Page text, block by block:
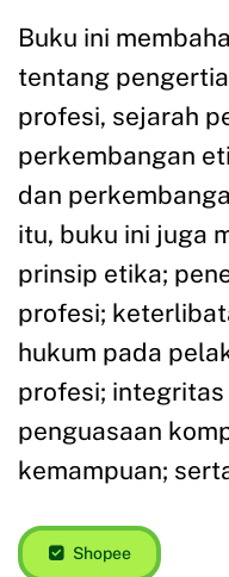
Buku ini
tentang
profesi, sejarah
perkembangan
dan
itu, buku ini juga
prinsip etika;
profesi;
hukum pada
profesi;
penguasaan
kemampuan;
Shopee